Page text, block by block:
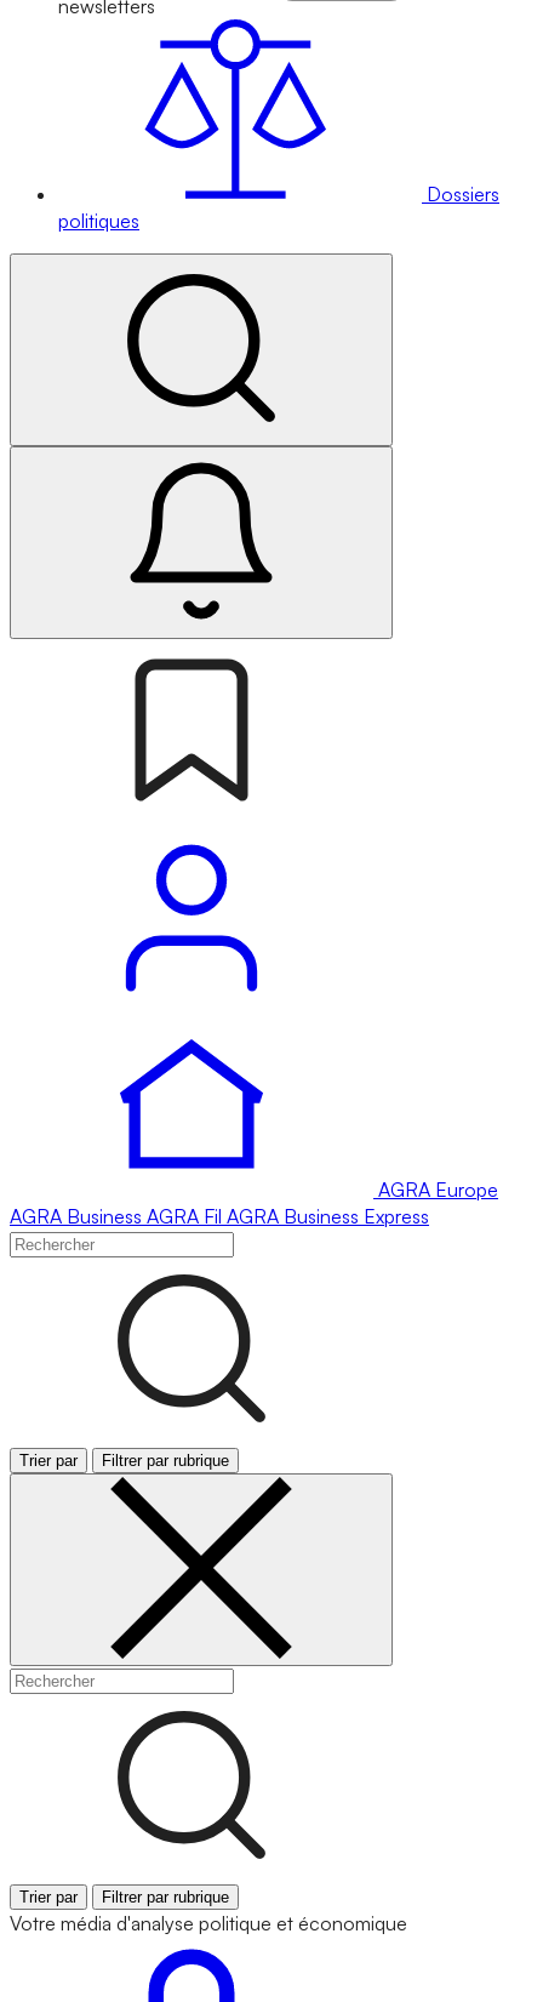
newsletters
Dossiers
politiques
AGRA Europe
AGRA Business AGRA Fil AGRA Business Express
Trier par Filtrer par rubrique
Trier par Filtrer par rubrique
Votre média d'analyse politique et économique